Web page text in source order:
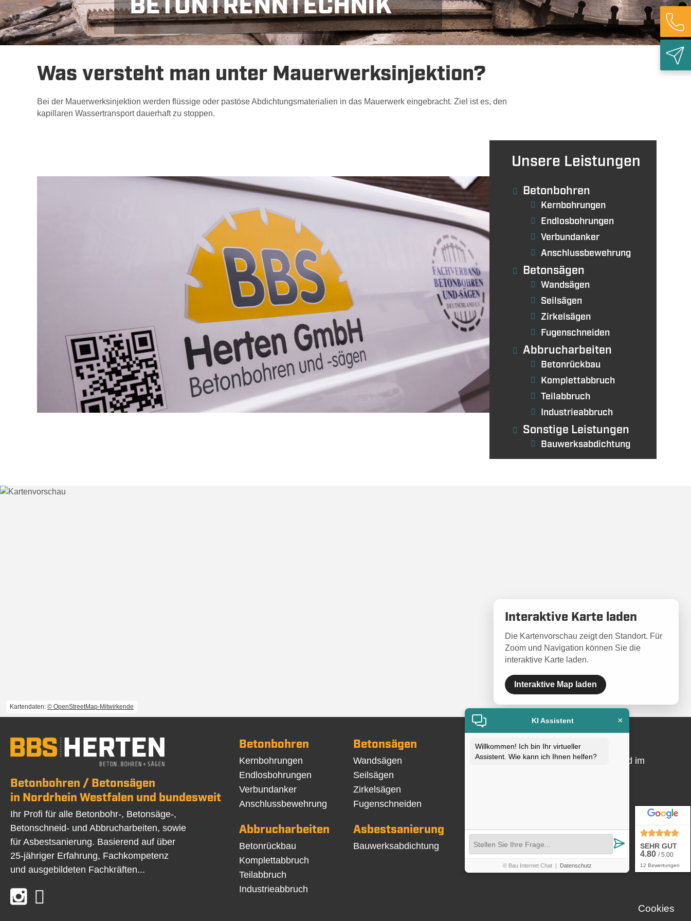
Anschlussbewehrung
Fugenschneiden
Industrieabbruch
Was versteht man unter Mauerwerksinjektion?
Bei der Mauerwerksinjektion werden flüssige oder pastöse Abdichtungsmaterialien in das Mauerwerk eingebracht. Ziel ist es, den
kapillaren Wassertransport dauerhaft zu stoppen.
Unsere Leistungen
Betonbohren
Kernbohrungen
Endlosbohrungen
Verbundanker
Anschlussbewehrung
Betonsägen
Wandsägen
Seilsägen
Zirkelsägen
Fugenschneiden
Abbrucharbeiten
Betonrückbau
Komplettabbruch
Teilabbruch
Industrieabbruch
Sonstige Leistungen
Bauwerksabdichtung
Interaktive Karte laden
Die Kartenvorschau zeigt den Standort. Für
Zoom und Navigation können Sie die
interaktive Karte laden.
Interaktive Map laden
Kartendaten: © OpenStreetMap-Mitwirkende
SEHR GUT
4.80 / 5.00
12 Bewertungen
Betonbohren / Betonsägen
in Nordrhein Westfalen und bundesweit
Ihr Profi für alle Betonbohr-, Betonsäge-,
Betonschneid- und Abbrucharbeiten, sowie
für Asbestsanierung. Basierend auf über
25-jähriger Erfahrung, Fachkompetenz
und ausgebildeten Fachkräften...
Betonbohren
Navigation
überspringen
Kernbohrungen
Endlosbohrungen
Verbundanker
Anschlussbewehrung
Betonsägen
Navigation
überspringen
Wandsägen
Seilsägen
Zirkelsägen
Fugenschneiden
Abbrucharbeiten
Navigation
überspringen
Betonrückbau
Komplettabbruch
Teilabbruch
Industrieabbruch
Asbestsanierung
Navigation
Bauwerksabdichtung
Qualitätssicherung
Qualität ist uns wichtig. Wir sind Mitglied im
Cookies
KI Assistent ×
Willkommen! Ich bin Ihr virtueller
Assistent. Wie kann ich Ihnen helfen?
© Bau Internet Chat| Datenschutz